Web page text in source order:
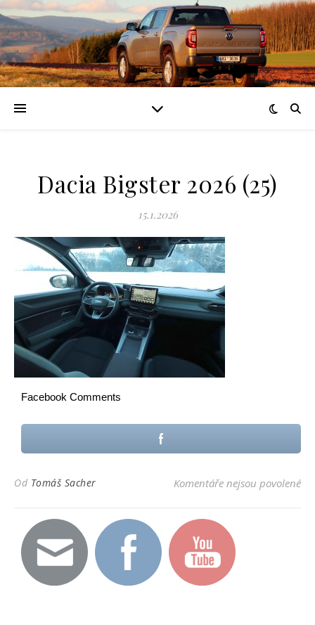
Dacia Bigster 2026 (25)
15.1.2026
Facebook Comments
Od Tomáš Sacher Komentáře nejsou povolenéu